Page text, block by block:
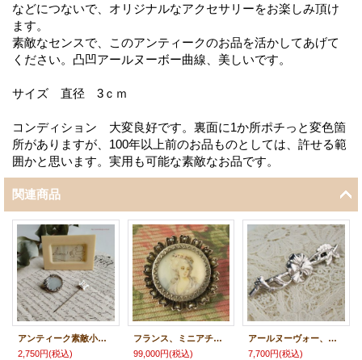
などにつないで、オリジナルなアクセサリーをお楽しみ頂け
ます。
素敵なセンスで、このアンティークのお品を活かしてあげて
ください。凸凹アールヌーボー曲線、美しいです。
サイズ 直径 3ｃｍ
コンディション 大変良好です。裏面に1か所ポチっと変色箇
所がありますが、100年以上前のお品ものとしては、許せる範
囲かと思います。実用も可能な素敵なお品です。
関連商品
アンティーク素敵小物♪ 各種バラ売りです。
2,750円(税込)
フランス、ミニアチュア・ポートレートとシードパール＆銀ブローチ
99,000円(税込)
アールヌーヴォー、お花のブローチ
7,700円(税込)